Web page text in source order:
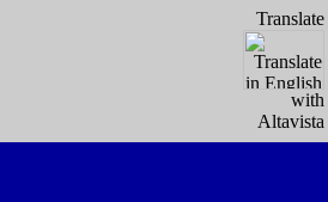
Translate
with
Altavista